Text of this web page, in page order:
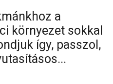
a
környezet sokkal
így, passzol,